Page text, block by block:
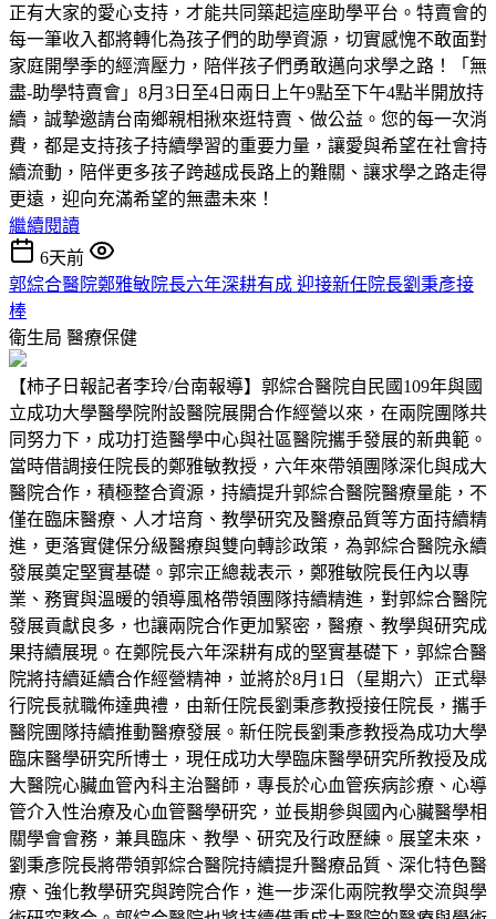
正有大家的愛心支持，才能共同築起這座助學平台。特賣會的
每一筆收入都將轉化為孩子們的助學資源，切實感愧不敢面對
家庭開學季的經濟壓力，陪伴孩子們勇敢邁向求學之路！「無
盡-助學特賣會」8月3日至4日兩日上午9點至下午4點半開放持
續，誠摯邀請台南鄉親相揪來逛特賣、做公益。您的每一次消
費，都是支持孩子持續學習的重要力量，讓愛與希望在社會持
續流動，陪伴更多孩子跨越成長路上的難關、讓求學之路走得
更遠，迎向充滿希望的無盡未來！
繼續閱讀
6天前
郭綜合醫院鄭雅敏院長六年深耕有成 迎接新任院長劉秉彥接
棒
衛生局 醫療保健
【柿子日報記者李玲/台南報導】郭綜合醫院自民國109年與國
立成功大學醫學院附設醫院展開合作經營以來，在兩院團隊共
同努力下，成功打造醫學中心與社區醫院攜手發展的新典範。
當時借調接任院長的鄭雅敏教授，六年來帶領團隊深化與成大
醫院合作，積極整合資源，持續提升郭綜合醫院醫療量能，不
僅在臨床醫療、人才培育、教學研究及醫療品質等方面持續精
進，更落實健保分級醫療與雙向轉診政策，為郭綜合醫院永續
發展奠定堅實基礎。郭宗正總裁表示，鄭雅敏院長任內以專
業、務實與溫暖的領導風格帶領團隊持續精進，對郭綜合醫院
發展貢獻良多，也讓兩院合作更加緊密，醫療、教學與研究成
果持續展現。在鄭院長六年深耕有成的堅實基礎下，郭綜合醫
院將持續延續合作經營精神，並將於8月1日（星期六）正式舉
行院長就職佈達典禮，由新任院長劉秉彥教授接任院長，攜手
醫院團隊持續推動醫療發展。新任院長劉秉彥教授為成功大學
臨床醫學研究所博士，現任成功大學臨床醫學研究所教授及成
大醫院心臟血管內科主治醫師，專長於心血管疾病診療、心導
管介入性治療及心血管醫學研究，並長期參與國內心臟醫學相
關學會會務，兼具臨床、教學、研究及行政歷練。展望未來，
劉秉彥院長將帶領郭綜合醫院持續提升醫療品質、深化特色醫
療、強化教學研究與跨院合作，進一步深化兩院教學交流與學